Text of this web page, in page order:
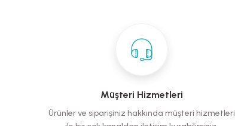
Müşteri Hizmetleri
Ürünler ve siparişiniz hakkında müşteri hizmetleri